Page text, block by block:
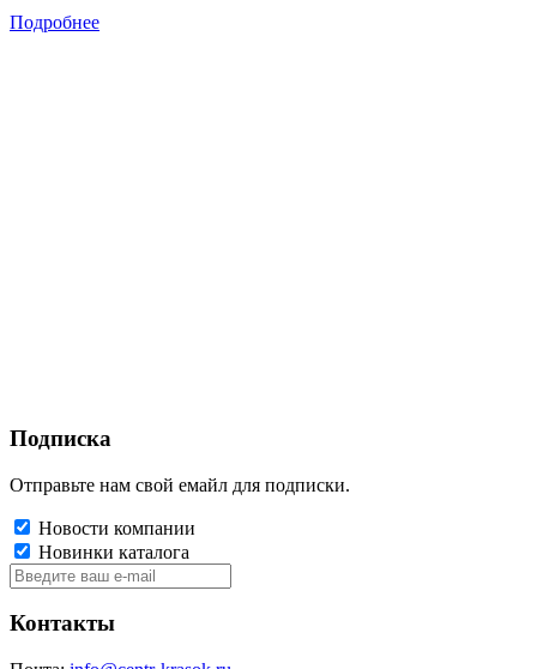
Подробнее
Подписка
Отправьте нам свой емайл для подписки.
Новости компании
Новинки каталога
Контакты